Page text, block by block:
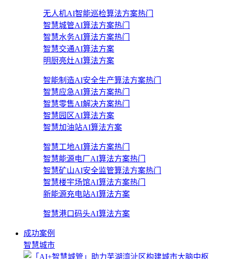
无人机AI智能巡检算法方案热门
智慧城管AI算法方案热门
智慧水务AI算法方案热门
智慧交通AI算法方案
明厨亮灶AI算法方案
智能制造AI安全生产算法方案热门
智慧应急AI算法方案热门
智慧零售AI解决方案热门
智慧园区AI算法方案
智慧加油站AI算法方案
智慧工地AI算法方案热门
智慧能源电厂AI算法方案热门
智慧矿山AI安全监管算法方案热门
智慧楼宇场馆AI算法方案热门
新能源充电站AI算法方案
智慧港口码头AI算法方案
成功案例
智慧城市